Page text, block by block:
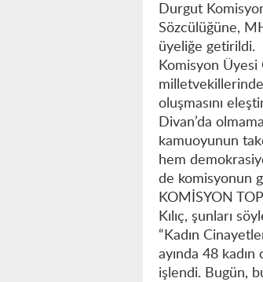
Durgut
Sözcülüğüne,
üyeliğe getirildi.
Komisyon Üyesi
oluşmasını
Divan’da
kamuoyunun
hem
de komisyonun
KOMİSYON
Kılıç, şunları
“Kadın
ayında 48 kadın
işlendi. Bugün,